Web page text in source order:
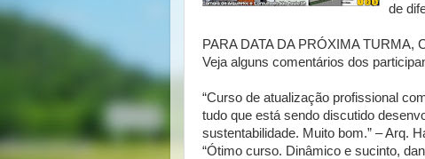
de
PARA DATA DA PRÓXIMA TURMA,
Veja alguns comentários dos
“Curso de atualização profissional
tudo que está sendo discutido
sustentabilidade. Muito bom.” – Arq.
“Ótimo curso. Dinâmico e sucinto,